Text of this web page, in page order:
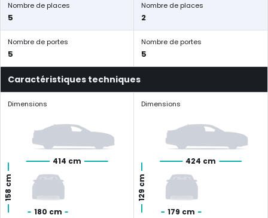
Nombre de places
5
Nombre de places
2
Nombre de portes
5
Nombre de portes
5
Caractéristiques techniques
Dimensions
414 cm
180 cm
158 cm
Dimensions
424 cm
179 cm
129 cm